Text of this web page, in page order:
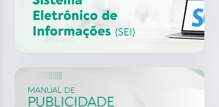
Trabalho do CFM
2026